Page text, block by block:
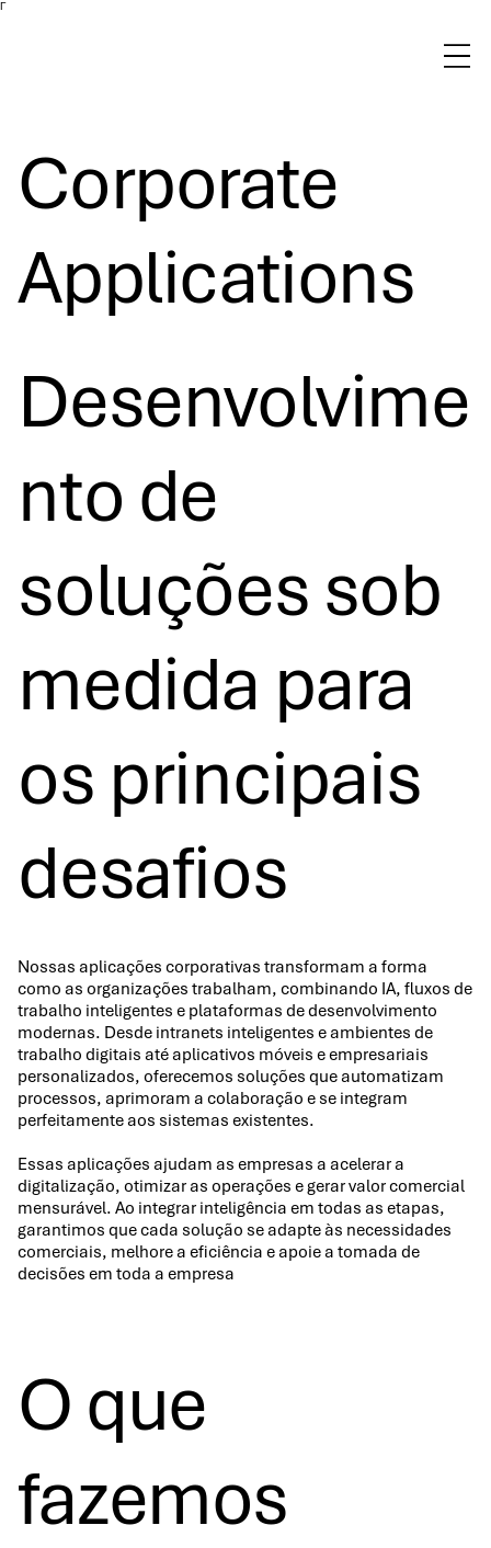
Γ
Corporate
Applications
Desenvolvime
nto de
soluções sob
medida para
os principais
desafios
Nossas aplicações corporativas transformam a forma
como as organizações trabalham, combinando IA, fluxos de
trabalho inteligentes e plataformas de desenvolvimento
modernas. Desde intranets inteligentes e ambientes de
trabalho digitais até aplicativos móveis e empresariais
personalizados, oferecemos soluções que automatizam
processos, aprimoram a colaboração e se integram
perfeitamente aos sistemas existentes.
Essas aplicações ajudam as empresas a acelerar a
digitalização, otimizar as operações e gerar valor comercial
mensurável. Ao integrar inteligência em todas as etapas,
garantimos que cada solução se adapte às necessidades
comerciais, melhore a eficiência e apoie a tomada de
decisões em toda a empresa
O que
fazemos